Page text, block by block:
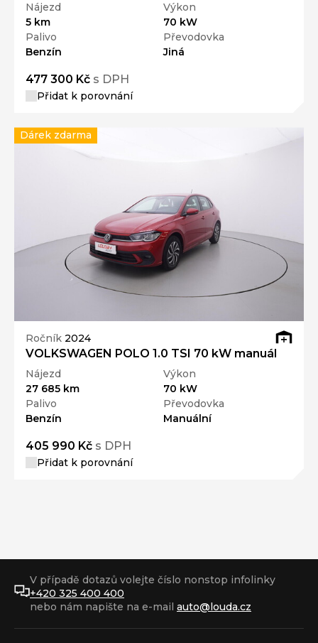
Nájezd
5 km
Výkon
70 kW
Palivo
Benzín
Převodovka
Jiná
477 300 Kč s DPH
Přidat k porovnání
Ročník 2024
VOLKSWAGEN POLO 1.0 TSI 70 kW manuál
Nájezd
27 685 km
Výkon
70 kW
Palivo
Benzín
Převodovka
Manuální
405 990 Kč s DPH
Přidat k porovnání
Dárek zdarma
V případě dotazů volejte číslo nonstop infolinky
+420 325 400 400
nebo nám napište na e-mail auto@louda.cz